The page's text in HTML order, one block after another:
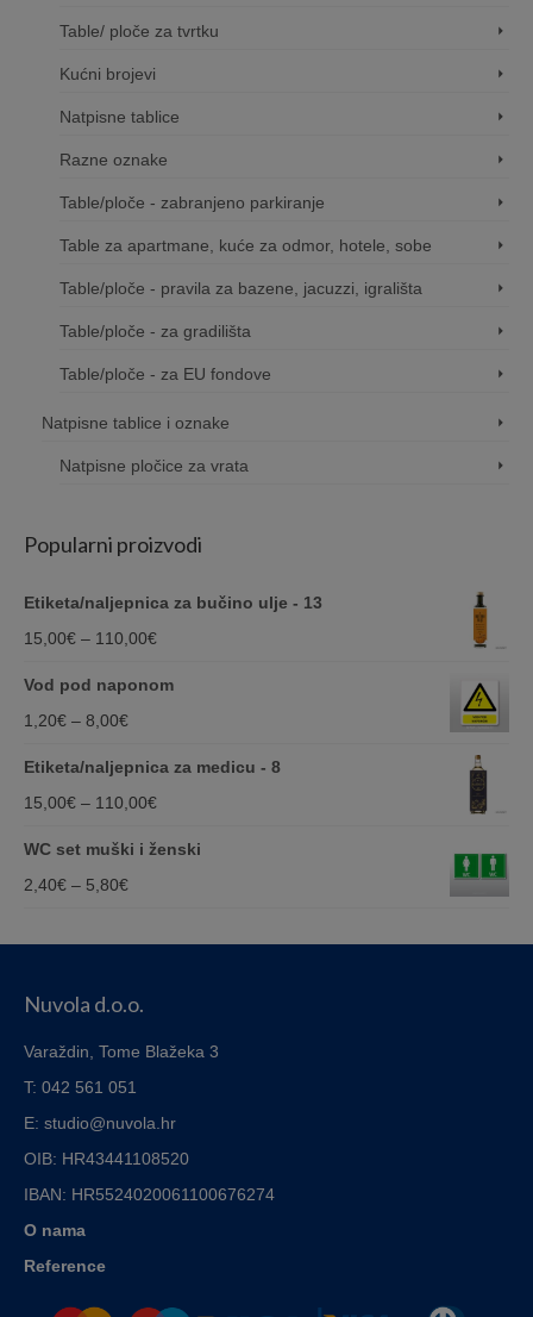
Table/ ploče za tvrtku
Kućni brojevi
Natpisne tablice
Razne oznake
Table/ploče - zabranjeno parkiranje
Table za apartmane, kuće za odmor, hotele, sobe
Table/ploče - pravila za bazene, jacuzzi, igrališta
Table/ploče - za gradilišta
Table/ploče - za EU fondove
Natpisne tablice i oznake
Natpisne pločice za vrata
Popularni proizvodi
Etiketa/naljepnica za bučino ulje - 13
15,00€ – 110,00€Price
Vod pod naponom
1,20€ – 8,00€Price
Etiketa/naljepnica za medicu - 8
15,00€ – 110,00€Price
110,00€
WC set muški i ženski
2,40€ – 5,80€Price
Nuvola d.o.o.
Varaždin, Tome Blažeka 3
T: 042 561 051
E: studio@nuvola.hr
OIB: HR43441108520
IBAN: HR5524020061100676274
O nama
Reference